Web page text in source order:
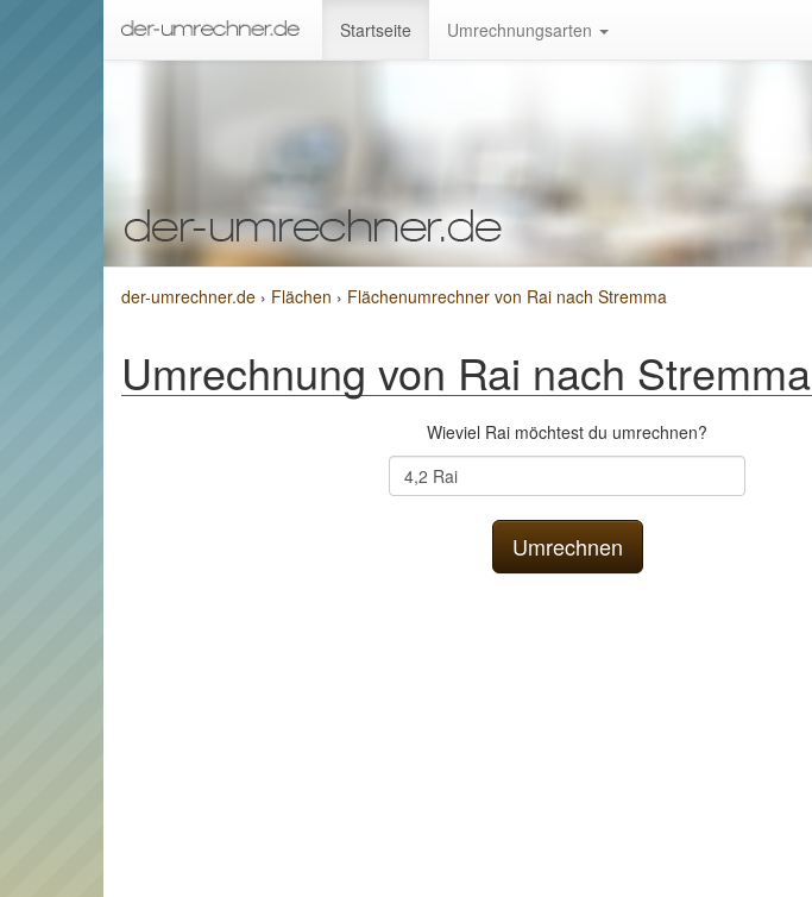
Startseite Umrechnungsarten
der-umrechner.de › Flächen › Flächenumrechner von Rai nach Stremma
Umrechnung von Rai nach Stremma
Wieviel Rai möchtest du umrechnen?